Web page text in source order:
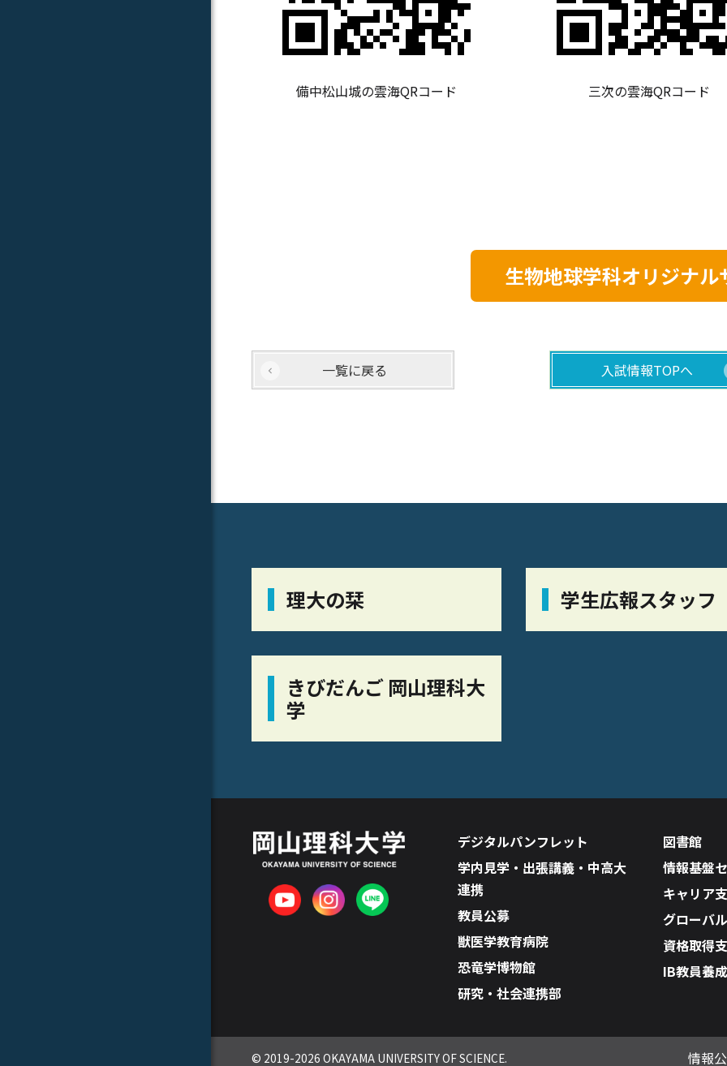
備中松山城の雲海QRコード 三次の雲海QRコード
生物地球学科オリジナル
入試情報TOPへ
一覧に戻る
理大の栞 学生広報スタッフ
きびだんご 岡山理科大
学
デジタルパンフレット
学内見学・出張講義・中高大
連携
教員公募
獣医学教育病院
恐竜学博物館
研究・社会連携部
図書館
情報基盤
キャリア
グローバ
資格取得
IB教員養
情報
© 2019-2026 OKAYAMA UNIVERSITY OF SCIENCE.